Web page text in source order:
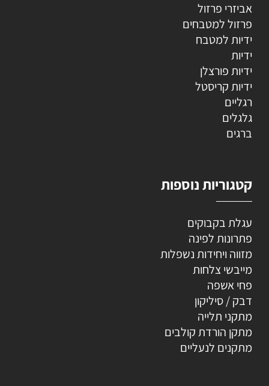
אביזרי פרזול
פרזול למטבחים
ידיות למטבח
ידיות
ידיות פורצלן
ידיות קריסטל
רגליים
גלגלים
ברגים
קטגוריות נוספות
עגלת בקבוקים
פתרונות לפינה
מזווה ויחידות נשפלות
מייבשי צלחות
פחי אשפה
דבק / סיליקון
מתקני תלייה
מתקן הורדת קולבים
מתקנים לנעליים